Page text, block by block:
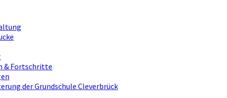
& Fortschritte
der Grundschule Cleverbrück